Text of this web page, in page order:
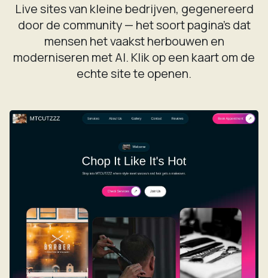
Live sites van kleine bedrijven, gegenereerd
door de community — het soort pagina's dat
mensen het vaakst herbouwen en
moderniseren met AI. Klik op een kaart om de
echte site te openen.